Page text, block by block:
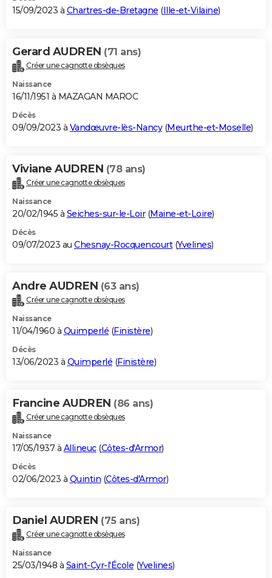
15/09/2023 à Chartres-de-Bretagne (Ille-et-Vilaine)
Gerard AUDREN (71 ans)
Créer une cagnotte obsèques
Naissance
16/11/1951 à MAZAGAN MAROC
Décès
09/09/2023 à Vandœuvre-lès-Nancy(Meurthe-et-Moselle)
Viviane AUDREN (78 ans)
Créer une cagnotte obsèques
Naissance
20/02/1945 à Seiches-sur-le-Loir(Maine-et-Loire)
Décès
09/07/2023 au Chesnay-Rocquencourt(Yvelines)
Andre AUDREN (63 ans)
Créer une cagnotte obsèques
Naissance
11/04/1960 à Quimperlé (Finistère)
Décès
13/06/2023 à Quimperlé (Finistère)
Francine AUDREN (86 ans)
Créer une cagnotte obsèques
Naissance
17/05/1937 à Allineuc(Côtes-d'Armor)
Décès
02/06/2023 à Quintin (Côtes-d'Armor)
Daniel AUDREN (75 ans)
Créer une cagnotte obsèques
Naissance
25/03/1948 à Saint-Cyr-l'École (Yvelines)